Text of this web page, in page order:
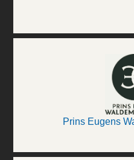
Prins Eugens